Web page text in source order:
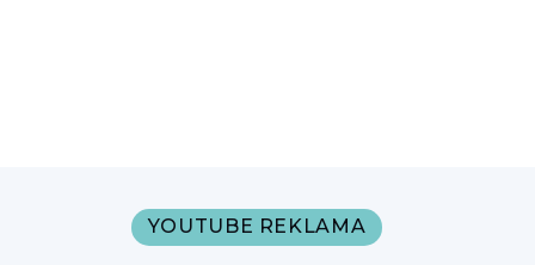
YOUTUBE REKLAMA